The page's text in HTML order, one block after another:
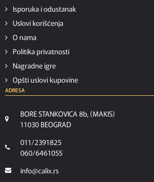
Isporuka i odustanak
Uslovi korišćenja
O nama
Politika privatnosti
Nagradne igre
Opšti uslovi kupovine
ADRESA
BORE STANKOVICA 8b, (MAKIS)
11030 BEOGRAD
011/2391825
060/6461055
info@calix.rs